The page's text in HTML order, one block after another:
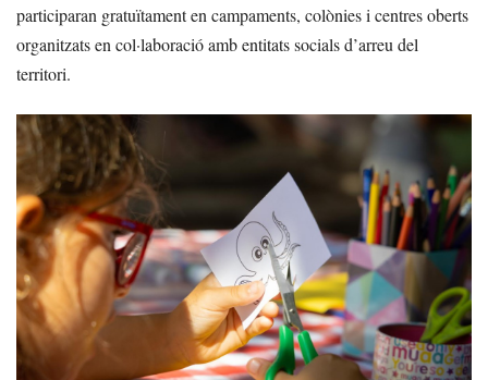
participaran gratuïtament en campaments, colònies i centres oberts
organitzats en col·laboració amb entitats socials d’arreu del
territori.